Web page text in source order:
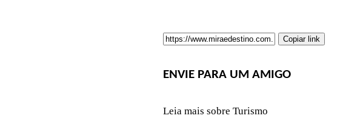
Copiar link
ENVIE PARA UM AMIGO
Leia mais sobre Turismo